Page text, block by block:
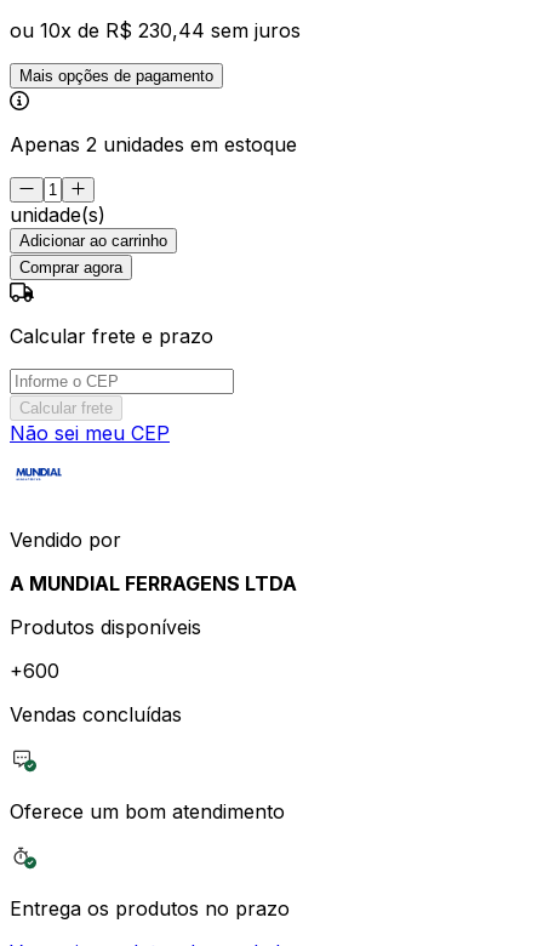
ou 10x de R$ 230,44 sem juros
Mais opções de pagamento
Apenas 2 unidades em estoque
unidade(s)
Adicionar ao carrinho
Comprar agora
Calcular frete e prazo
Calcular frete
Não sei meu CEP
Vendido por
A MUNDIAL FERRAGENS LTDA
Produtos disponíveis
+600
Vendas concluídas
Oferece um bom atendimento
Entrega os produtos no prazo